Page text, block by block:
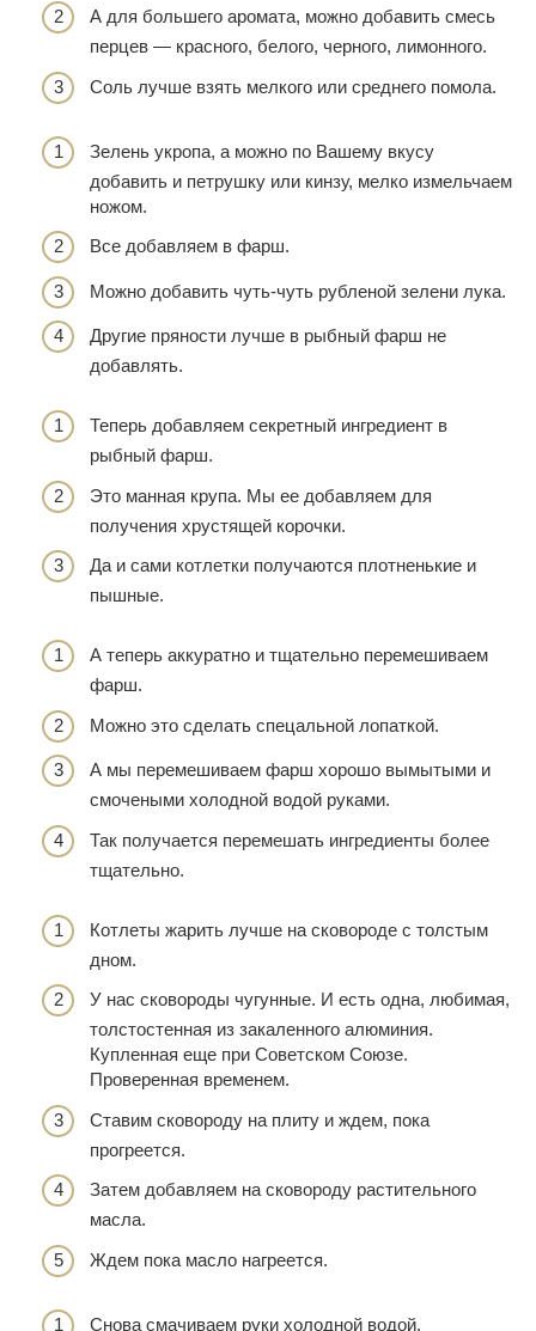
А для большего аромата, можно добавить смесь
перцев — красного, белого, черного, лимонного.
Соль лучше взять мелкого или среднего помола.
Зелень укропа, а можно по Вашему вкусу
добавить и петрушку или кинзу, мелко измельчаем
ножом.
Все добавляем в фарш.
Можно добавить чуть-чуть рубленой зелени лука.
Другие пряности лучше в рыбный фарш не
добавлять.
Теперь добавляем секретный ингредиент в
рыбный фарш.
Это манная крупа. Мы ее добавляем для
получения хрустящей корочки.
Да и сами котлетки получаются плотненькие и
пышные.
А теперь аккуратно и тщательно перемешиваем
фарш.
Можно это сделать спецальной лопаткой.
А мы перемешиваем фарш хорошо вымытыми и
смочеными холодной водой руками.
Так получается перемешать ингредиенты более
тщательно.
Котлеты жарить лучше на сковороде с толстым
дном.
У нас сковороды чугунные. И есть одна, любимая,
толстостенная из закаленного алюминия.
Купленная еще при Советском Союзе.
Проверенная временем.
Ставим сковороду на плиту и ждем, пока
прогреется.
Затем добавляем на сковороду растительного
масла.
Ждем пока масло нагреется.
Снова смачиваем руки холодной водой.